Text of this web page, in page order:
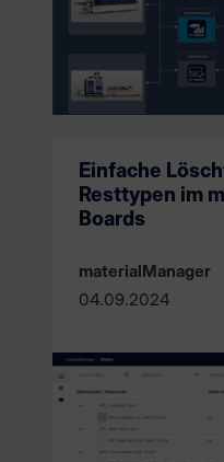
Einfache
Resttypen im
Boards
materialManager
04.09.2024